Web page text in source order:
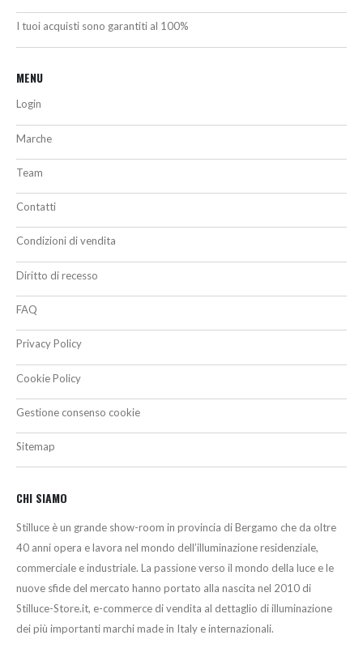
I tuoi acquisti sono garantiti al 100%
MENU
Login
Marche
Team
Contatti
Condizioni di vendita
Diritto di recesso
FAQ
Privacy Policy
Cookie Policy
Gestione consenso cookie
Sitemap
CHI SIAMO
Stilluce è un grande show-room in provincia di Bergamo che da oltre
40 anni opera e lavora nel mondo dell’illuminazione residenziale,
commerciale e industriale. La passione verso il mondo della luce e le
nuove sfide del mercato hanno portato alla nascita nel 2010 di
Stilluce-Store.it, e-commerce di vendita al dettaglio di illuminazione
dei più importanti marchi made in Italy e internazionali.